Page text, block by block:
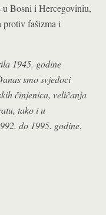
u Bosni i Hercegoviniu,
protiv fašizma i
1945. godine
smo svjedoci
činjenica, veličanja
tako i u
do 1995. godine,